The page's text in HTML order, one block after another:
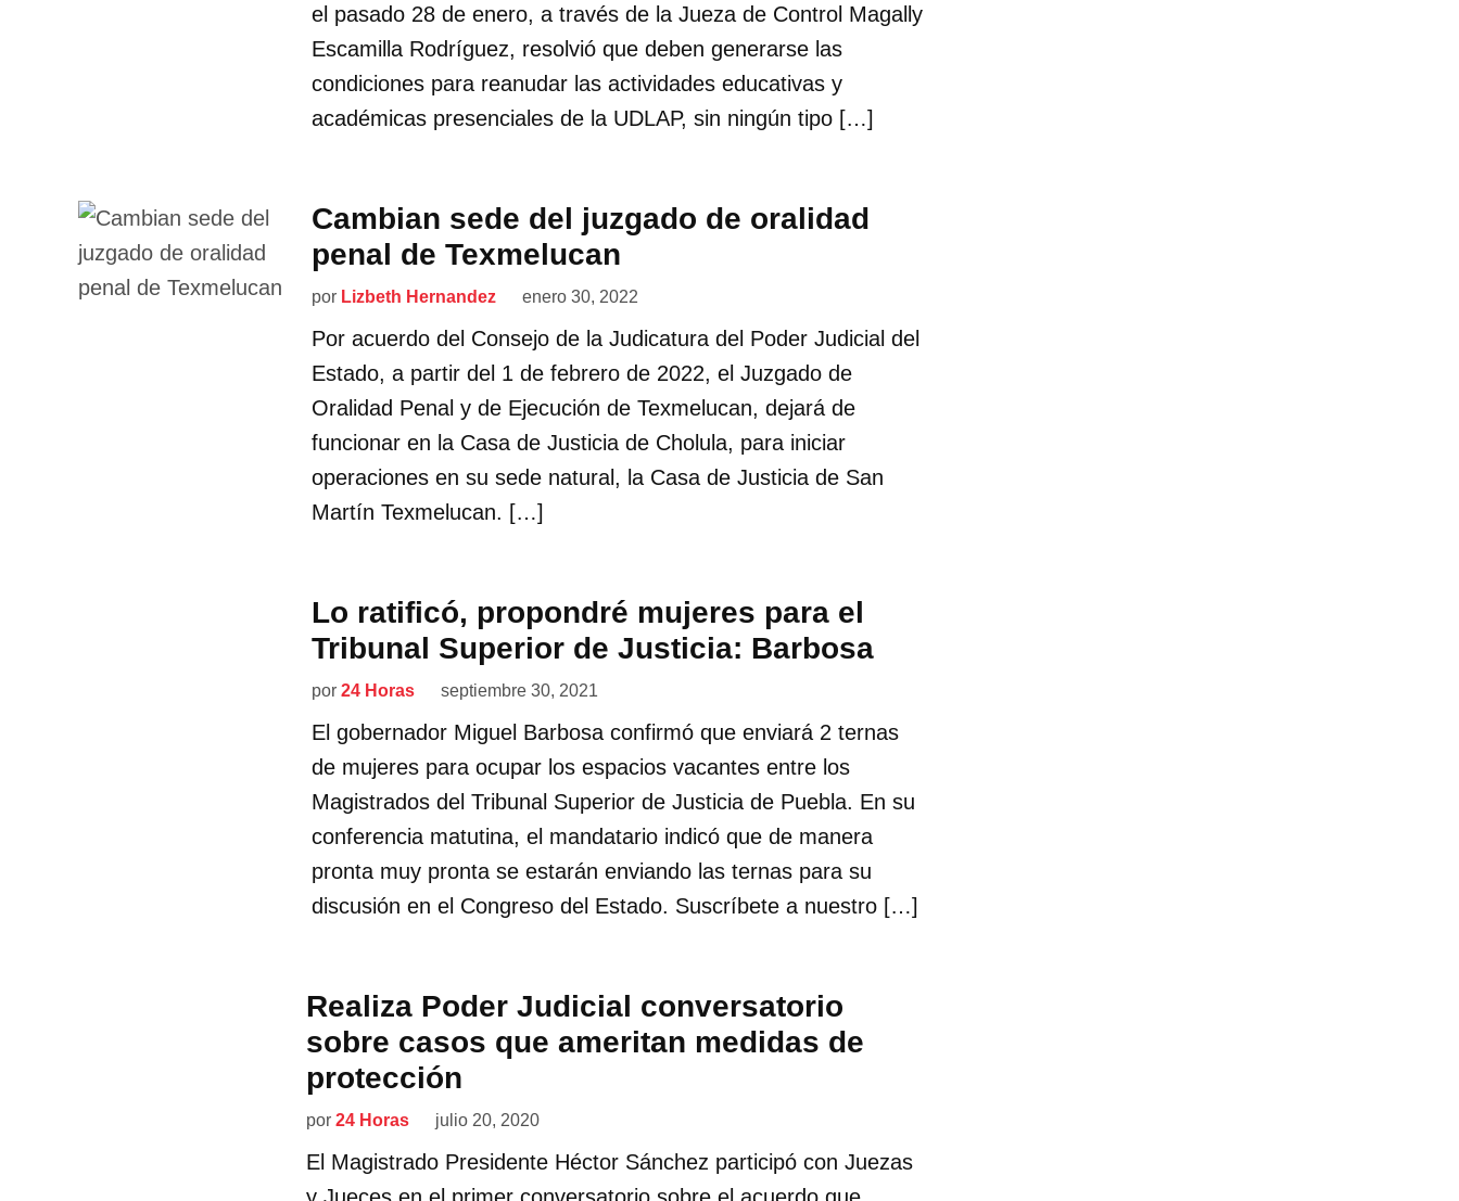
el pasado 28 de enero, a través de la Jueza de Control Magally
Escamilla Rodríguez, resolvió que deben generarse las
condiciones para reanudar las actividades educativas y
académicas presenciales de la UDLAP, sin ningún tipo […]
Cambian sede del juzgado de oralidad
penal de Texmelucan
por Lizbeth Hernandez enero 30, 2022
Por acuerdo del Consejo de la Judicatura del Poder Judicial del
Estado, a partir del 1 de febrero de 2022, el Juzgado de
Oralidad Penal y de Ejecución de Texmelucan, dejará de
funcionar en la Casa de Justicia de Cholula, para iniciar
operaciones en su sede natural, la Casa de Justicia de San
Martín Texmelucan. […]
Lo ratificó, propondré mujeres para el
Tribunal Superior de Justicia: Barbosa
por 24 Horas septiembre 30, 2021
El gobernador Miguel Barbosa confirmó que enviará 2 ternas
de mujeres para ocupar los espacios vacantes entre los
Magistrados del Tribunal Superior de Justicia de Puebla. En su
conferencia matutina, el mandatario indicó que de manera
pronta muy pronta se estarán enviando las ternas para su
discusión en el Congreso del Estado. Suscríbete a nuestro […]
Realiza Poder Judicial conversatorio
sobre casos que ameritan medidas de
protección
por 24 Horas julio 20, 2020
El Magistrado Presidente Héctor Sánchez participó con Juezas